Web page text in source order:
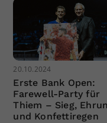
20.10.2024
Erste Bank Open:
Farewell-Party für
Thiem – Sieg,
und Konfettiregen